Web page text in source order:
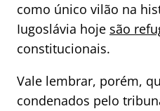
como único vilão na
Iugoslávia hoje são
constitucionais.
Vale lembrar, porém,
condenados pelo